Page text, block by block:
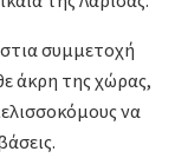
συμμετοχή
άκρη της χώρας,
να